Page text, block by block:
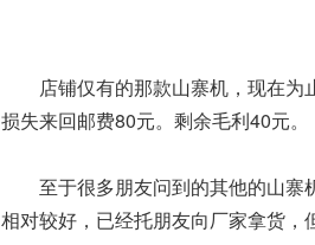
店铺仅有的那款山寨机，现在为
损失来回邮费80元。剩余毛利40元。
至于很多朋友问到的其他的山寨
相对较好，已经托朋友向厂家拿货，